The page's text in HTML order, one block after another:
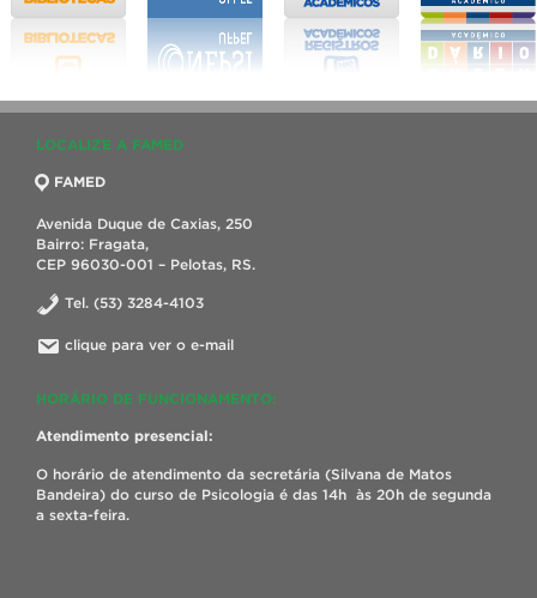
LOCALIZE A FAMED
FAMED
Avenida Duque de Caxias, 250
Bairro: Fragata,
CEP 96030-001 – Pelotas, RS.
Tel. (53) 3284-4103
clique para ver o e-mail
HORÁRIO DE FUNCIONAMENTO:
Atendimento presencial:
O horário de atendimento da secretária (Silvana de Matos
Bandeira) do curso de Psicologia é das 14h às 20h de segunda
a sexta-feira.